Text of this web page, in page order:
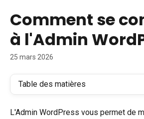
Comment se
à l'Admin
25 mars 2026
Table des matières
L'Admin WordPress vous permet de